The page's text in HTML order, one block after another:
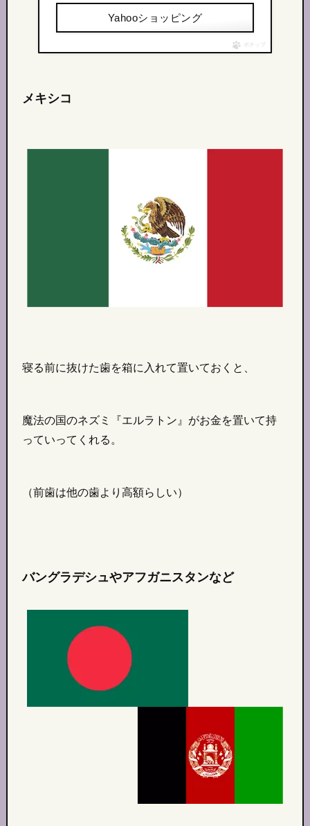
Yahooショッピング
ポチップ
メキシコ
寝る前に抜けた歯を箱に入れて置いておくと、
魔法の国のネズミ『エルラトン』がお金を置いて持
っていってくれる。
（前歯は他の歯より高額らしい）
バングラデシュやアフガニスタンなど